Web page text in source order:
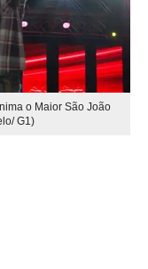
o Maior São João
G1)